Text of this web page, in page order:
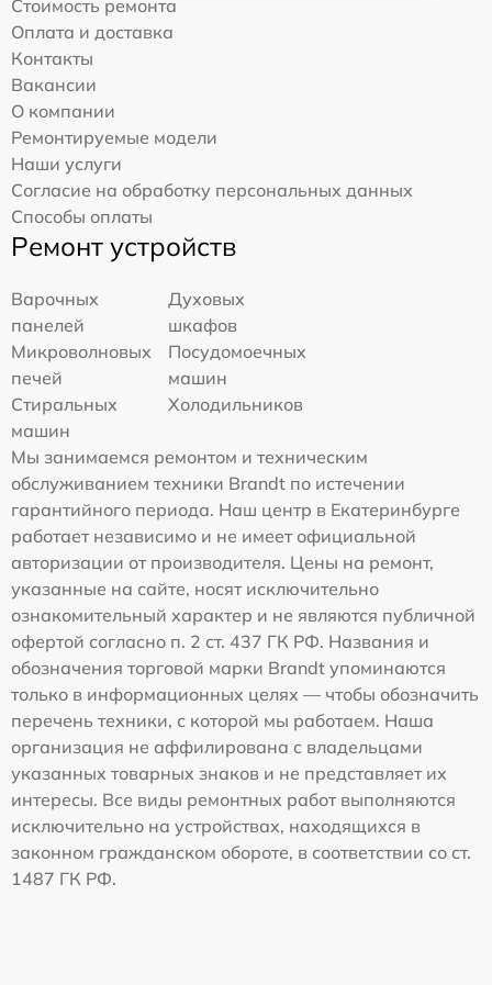
Стоимость ремонта
Оплата и доставка
Контакты
Вакансии
О компании
Ремонтируемые модели
Наши услуги
Согласие на обработку персональных данных
Способы оплаты
Ремонт устройств
Варочных
панелей
Духовых
шкафов
Микроволновых
печей
Посудомоечных
машин
Стиральных
машин
Холодильников
Мы занимаемся ремонтом и техническим
обслуживанием техники Brandt по истечении
гарантийного периода. Наш центр в Екатеринбурге
работает независимо и не имеет официальной
авторизации от производителя. Цены на ремонт,
указанные на сайте, носят исключительно
ознакомительный характер и не являются публичной
офертой согласно п. 2 ст. 437 ГК РФ. Названия и
обозначения торговой марки Brandt упоминаются
только в информационных целях — чтобы обозначить
перечень техники, с которой мы работаем. Наша
организация не аффилирована с владельцами
указанных товарных знаков и не представляет их
интересы. Все виды ремонтных работ выполняются
исключительно на устройствах, находящихся в
законном гражданском обороте, в соответствии со ст.
1487 ГК РФ.